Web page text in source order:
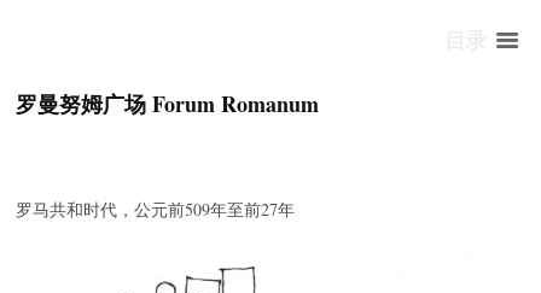
罗曼努姆广场 Forum Romanum
罗马共和时代，公元前509年至前27年